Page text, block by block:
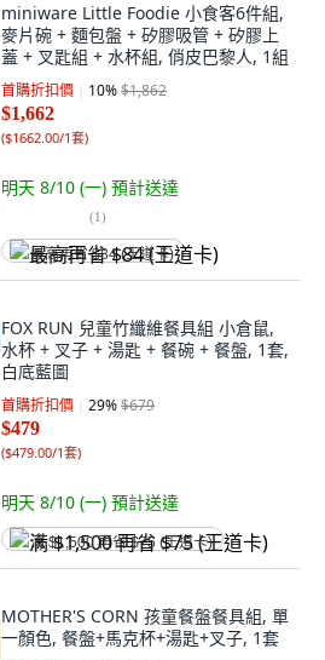
miniware Little Foodie 小食客6件組,
麥片碗 + 麵包盤 + 矽膠吸管 + 矽膠上
蓋 + 叉匙組 + 水杯組, 俏皮巴黎人, 1組
首購折扣價 10%$1,862
$1,662
($1662.00/1套)
明天 8/10 (一) 預計送達
(1)
最高再省 $84 (王道卡)
FOX RUN 兒童竹纖維餐具組 小倉鼠,
水杯 + 叉子 + 湯匙 + 餐碗 + 餐盤, 1套,
白底藍圖
首購折扣價 29%$679
$479
($479.00/1套)
明天 8/10 (一) 預計送達
满 $1,500 再省 $75 (王道卡)
MOTHER'S CORN 孩童餐盤餐具組, 單
一顏色, 餐盤+馬克杯+湯匙+叉子, 1套